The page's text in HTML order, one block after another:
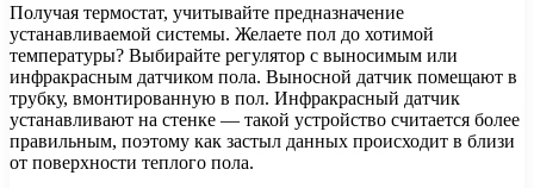
Получая термостат, учитывайте предназначение
устанавливаемой системы. Желаете пол до хотимой
температуры? Выбирайте регулятор с выносимым или
инфракрасным датчиком пола. Выносной датчик помещают в
трубку, вмонтированную в пол. Инфракрасный датчик
устанавливают на стенке — такой устройство считается более
правильным, поэтому как застыл данных происходит в близи
от поверхности теплого пола.